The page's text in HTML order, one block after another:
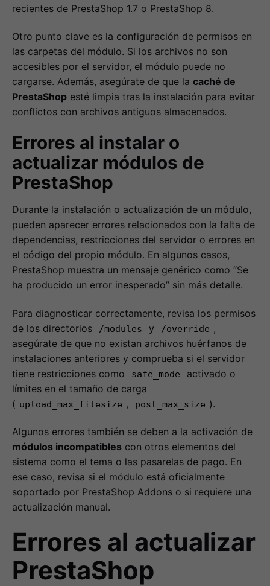
recientes de PrestaShop 1.7 o PrestaShop 8.
Otro punto clave es la configuración de permisos en
las carpetas del módulo. Si los archivos no son
accesibles por el servidor, el módulo puede no
cargarse. Además, asegúrate de que la caché de
PrestaShop esté limpia tras la instalación para evitar
conflictos con archivos antiguos almacenados.
Errores al instalar o
actualizar módulos de
PrestaShop
Durante la instalación o actualización de un módulo,
pueden aparecer errores relacionados con la falta de
dependencias, restricciones del servidor o errores en
el código del propio módulo. En algunos casos,
PrestaShop muestra un mensaje genérico como “Se
ha producido un error inesperado” sin más detalle.
Para diagnosticar correctamente, revisa los permisos
de los directorios
/modules y /override ,
asegúrate de que no existan archivos huérfanos de
instalaciones anteriores y comprueba si el servidor
tiene restricciones como
safe_mode
activado o
límites en el tamaño de carga
( upload_max_filesize , post_max_size ).
Algunos errores también se deben a la activación de
módulos incompatibles con otros elementos del
sistema como el tema o las pasarelas de pago. En
ese caso, revisa si el módulo está oficialmente
soportado por PrestaShop Addons o si requiere una
actualización manual.
Errores al actualizar
PrestaShop